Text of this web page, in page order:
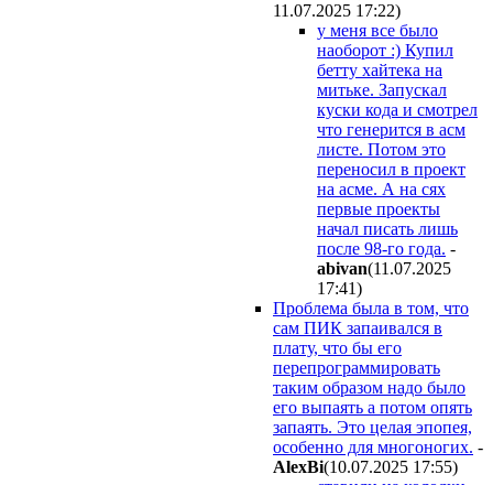
11.07.2025 17:22)
у меня все было
наоборот :) Купил
бетту хайтека на
митьке. Запускал
куски кода и смотрел
что генерится в асм
листе. Потом это
переносил в проект
на асме. А на сях
первые проекты
начал писать лишь
после 98-го года. -
abivan(11.07.2025
17:41)
Проблема была в том, что
сам ПИК запаивался в
плату, что бы его
перепрограммировать
таким образом надо было
его выпаять а потом опять
запаять. Это целая эпопея,
особенно для многоногих. -
AlexBi(10.07.2025 17:55)